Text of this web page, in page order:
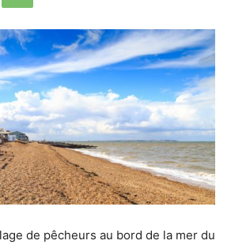
de pêcheurs au bord de la mer du